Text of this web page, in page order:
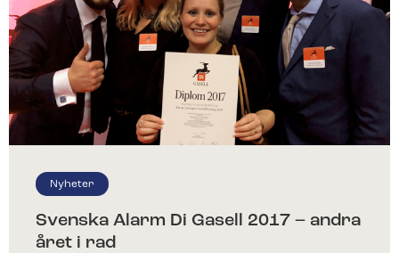
Nyheter
Svenska Alarm Di Gasell 2017 – andra
året i rad